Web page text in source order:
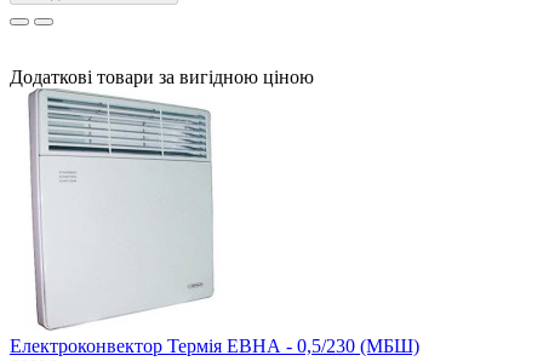
Додаткові товари за вигідною ціною
Електроконвектор Термія ЕВНА - 0,5/230 (МБШ)